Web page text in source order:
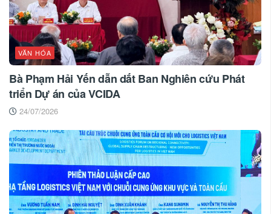
VĂN HÓA
Bà Phạm Hải Yến dẫn dắt Ban Nghiên cứu Phát
triển Dự án của VCIDA
24/07/2026